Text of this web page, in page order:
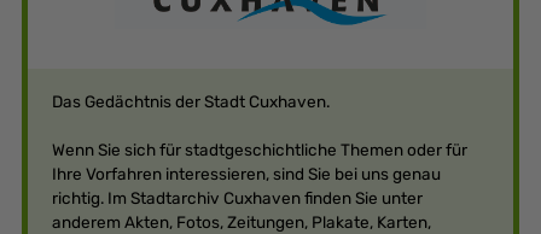
Das Gedächtnis der Stadt Cuxhaven.
Wenn Sie sich für stadtgeschichtliche Themen oder für
Ihre Vorfahren interessieren, sind Sie bei uns genau
richtig. Im Stadtarchiv Cuxhaven finden Sie unter
anderem Akten, Fotos, Zeitungen, Plakate, Karten,